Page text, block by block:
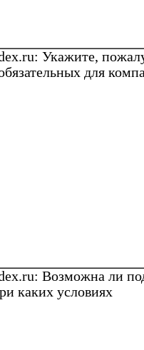
: Укажите,
для
: Возможна ли
каких условиях